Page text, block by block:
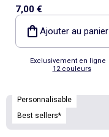
7,00 €
Ajouter au panier
Exclusivement en ligne
12 couleurs
Personnalisable
Best sellers*